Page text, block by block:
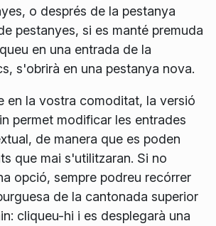
o després de la pestanya
pestanyes, si es manté premuda
en una entrada de la
, s'obrirà en una pestanya nova.
en la vostra comoditat, la versió
permet modificar les entrades
de manera que es poden
que mai s'utilitzaran. Si no
opció, sempre podreu recórrer
de la cantonada superior
cliqueu-hi i es desplegarà una